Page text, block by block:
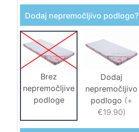
Dodaj nepremočljivo podlogo?
Brez
nepremočljive
podloge
Dodaj
nepremočljivo
podlogo (+
€19.90)